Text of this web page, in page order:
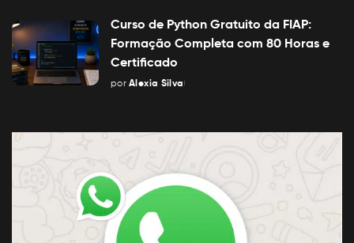
Curso de Python Gratuito da FIAP:
Formação Completa com 80 Horas e
Certificado
Posted
por Alexia Silva